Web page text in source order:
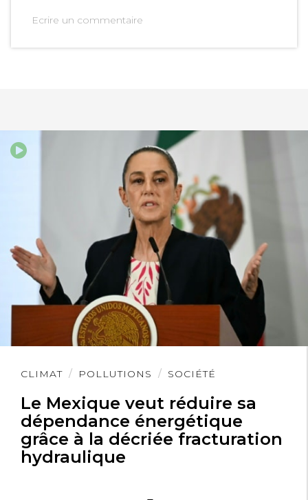
Ecrire un commentaire
CLIMAT POLLUTIONS SOCIÉTÉ
Le Mexique veut réduire sa
dépendance énergétique
grâce à la décriée fracturation
hydraulique
Lire